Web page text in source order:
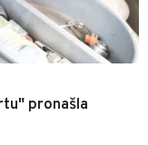
pronašla